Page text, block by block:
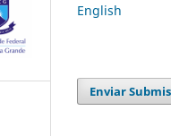
English
Enviar